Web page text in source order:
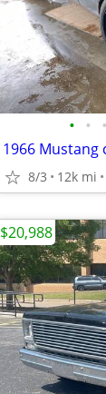
• • •
1966
8/3 12k mi
$20,988